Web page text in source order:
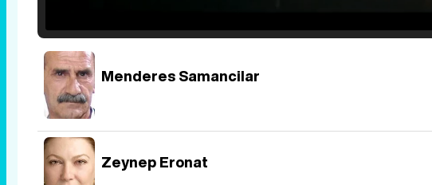
Menderes Samancilar
Zeynep Eronat